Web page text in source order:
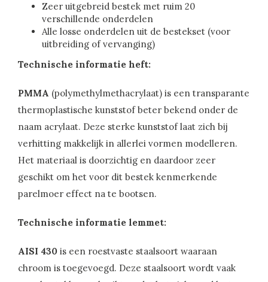
Zeer uitgebreid bestek met ruim 20
verschillende onderdelen
Alle losse onderdelen uit de bestekset (voor
uitbreiding of vervanging)
Technische informatie heft:
PMMA (polymethylmethacrylaat) is een transparante
thermoplastische kunststof beter bekend onder de
naam acrylaat. Deze sterke kunststof laat zich bij
verhitting makkelijk in allerlei vormen modelleren.
Het materiaal is doorzichtig en daardoor zeer
geschikt om het voor dit bestek kenmerkende
parelmoer effect na te bootsen.
Technische informatie lemmet:
AISI 430 is een roestvaste staalsoort waaraan
chroom is toegevoegd. Deze staalsoort wordt vaak